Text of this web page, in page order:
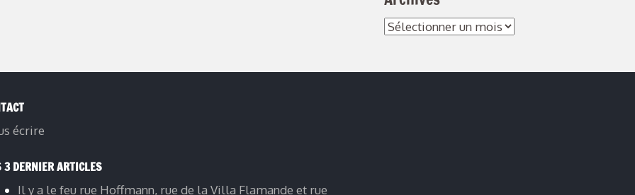
écrire
3 DERNIER ARTICLES
Il y a le feu rue Hoffmann, rue de la Villa Flamande et rue